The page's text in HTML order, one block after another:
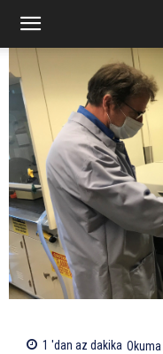
1 'dan az dakika